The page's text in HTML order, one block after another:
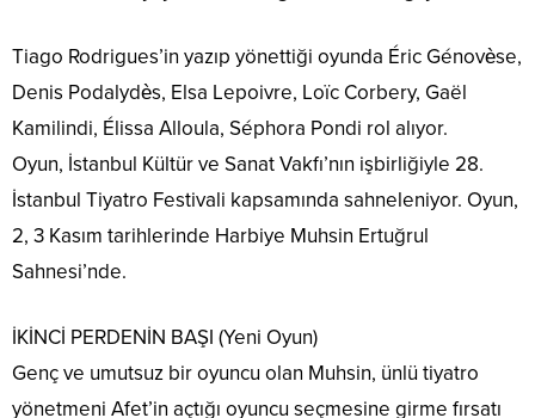
Tiago Rodrigues’in yazıp yönettiği oyunda Éric Génovèse,
Denis Podalydès, Elsa Lepoivre, Loïc Corbery, Gaël
Kamilindi, Élissa Alloula, Séphora Pondi rol alıyor.
Oyun, İstanbul Kültür ve Sanat Vakfı’nın işbirliğiyle 28.
İstanbul Tiyatro Festivali kapsamında sahneleniyor. Oyun,
2, 3 Kasım tarihlerinde Harbiye Muhsin Ertuğrul
Sahnesi’nde.
İKİNCİ PERDENİN BAŞI (Yeni Oyun)
Genç ve umutsuz bir oyuncu olan Muhsin, ünlü tiyatro
yönetmeni Afet’in açtığı oyuncu seçmesine girme fırsatı